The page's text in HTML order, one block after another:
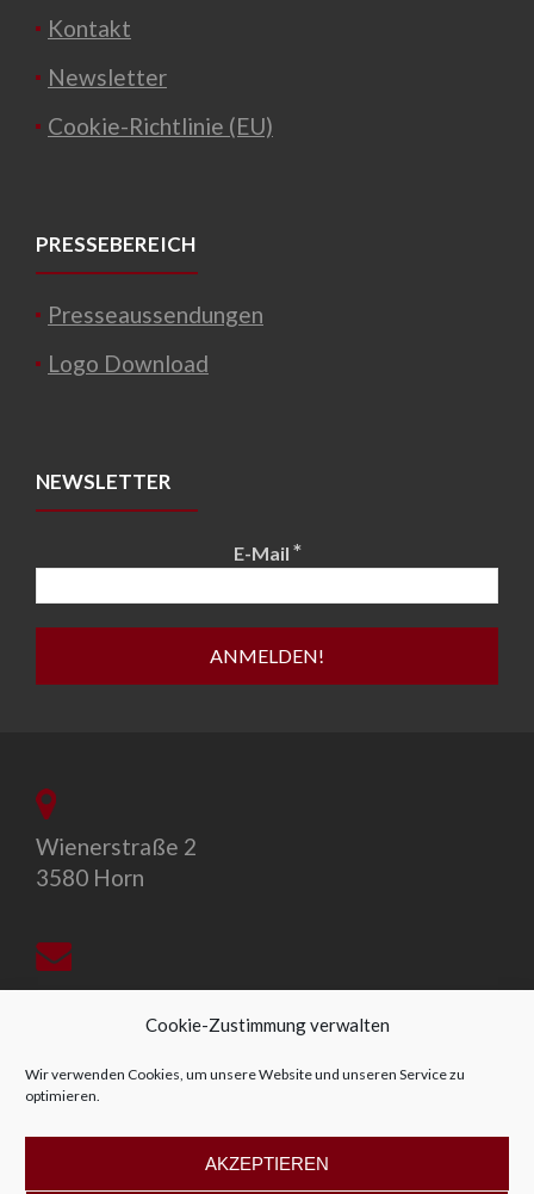
Cookie-Zustimmung verwalten
Wir verwenden Cookies, um unsere Website und unseren Service zu
optimieren.
AKZEPTIEREN
Kontakt
Newsletter
Cookie-Richtlinie (EU)
PRESSEBEREICH
Presseaussendungen
Logo Download
NEWSLETTER
E-Mail *
Wienerstraße 2
3580 Horn
office@allegro-vivo.at